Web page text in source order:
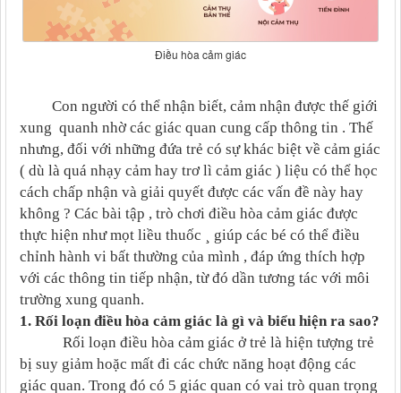
Điều hòa cảm giác
Con người có thể nhận biết, cảm nhận được thế giới
xung quanh nhờ các giác quan cung cấp thông tin . Thế
nhưng, đối với những đứa trẻ có sự khác biệt về cảm giác
( dù là quá nhạy cảm hay trơ lì cảm giác ) liệu có thể học
cách chấp nhận và giải quyết được các vấn đề này hay
không ? Các bài tập , trò chơi điều hòa cảm giác được
thực hiện như mọt liều thuốc ¸ giúp các bé có thể điều
chỉnh hành vi bất thường của mình , đáp ứng thích hợp
với các thông tin tiếp nhận, từ đó dần tương tác với môi
trường xung quanh.
1. Rối loạn điều hòa cảm giác là gì và biểu hiện ra sao?
Rối loạn điều hòa cảm giác ở trẻ là hiện tượng trẻ
bị suy giảm hoặc mất đi các chức năng hoạt động các
giác quan. Trong đó có 5 giác quan có vai trò quan trọng